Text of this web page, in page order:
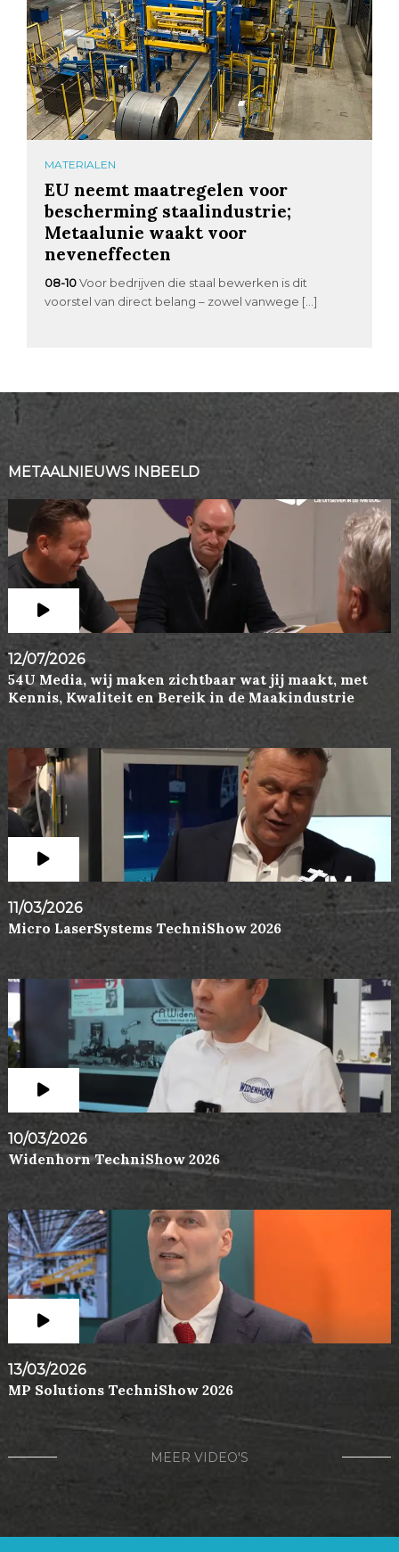
MATERIALEN
EU neemt maatregelen voor
bescherming staalindustrie;
Metaalunie waakt voor
neveneffecten
08-10 Voor bedrijven die staal bewerken is dit
voorstel van direct belang – zowel vanwege […]
METAALNIEUWS INBEELD
12/07/2026
54U Media, wij maken zichtbaar wat jij maakt, met
Kennis, Kwaliteit en Bereik in de Maakindustrie
11/03/2026
Micro LaserSystems TechniShow 2026
10/03/2026
Widenhorn TechniShow 2026
13/03/2026
MP Solutions TechniShow 2026
MEER VIDEO'S